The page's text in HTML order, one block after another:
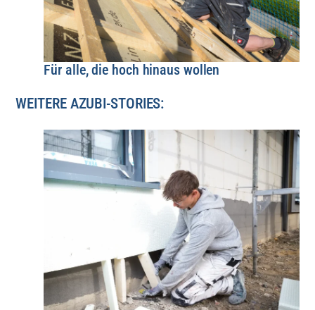
Für alle, die hoch hinaus wollen
WEITERE AZUBI-STORIES: